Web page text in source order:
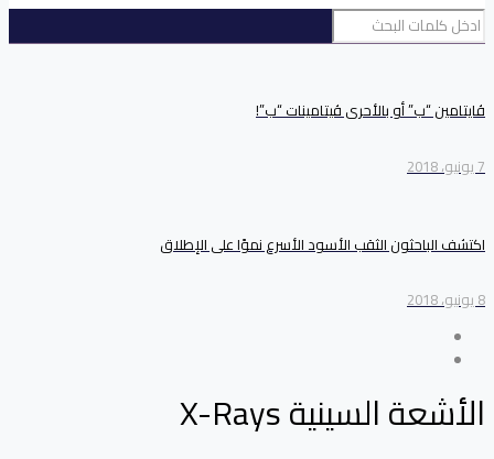
ڤايتامين “ب” أو بالأحرى ڤيتامينات “ب”!
7 يونيو، 2018
اكتشف الباحثون الثقب الأسود الأسرع نموًا على الإطلاق
8 يونيو، 2018
الأشعة السينية X-Rays